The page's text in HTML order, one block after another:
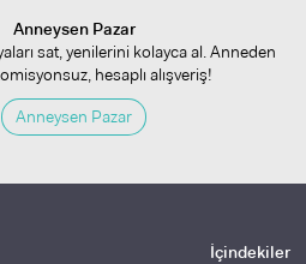
Anneysen Pazar
sat, yenilerini kolayca al. Anneden
hesaplı alışveriş!
Anneysen Pazar
İçindekiler